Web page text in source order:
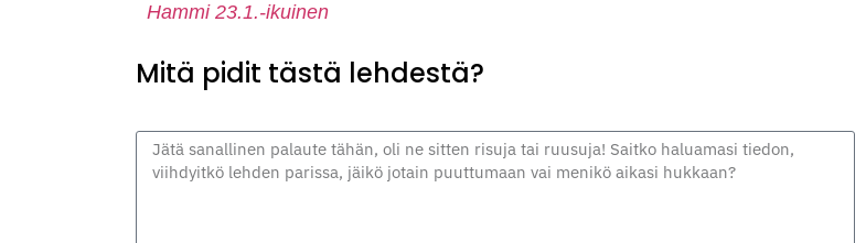
Hammi 23.1.-ikuinen
Mitä pidit tästä lehdestä?